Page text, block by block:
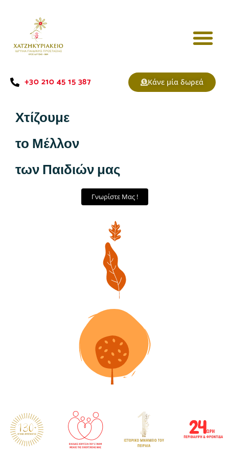
+30 210 45 15 387 Κάνε μία δωρεά
Χτίζουμε
το Μέλλον
των Παιδιών μας
Γνωρίστε Μας !